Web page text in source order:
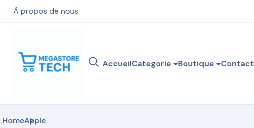
À propos de nous
AccueilCategorie Boutique Contact
HomeApple